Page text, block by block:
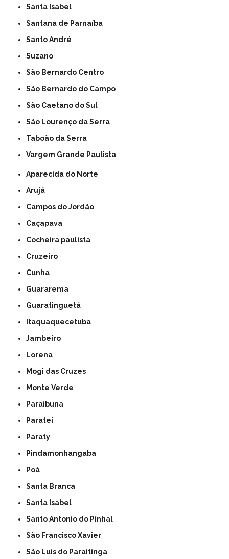
Santa Isabel
Santana de Parnaíba
Santo André
Suzano
São Bernardo Centro
São Bernardo do Campo
São Caetano do Sul
São Lourenço da Serra
Taboão da Serra
Vargem Grande Paulista
Aparecida do Norte
Arujá
Campos do Jordão
Caçapava
Cocheira paulista
Cruzeiro
Cunha
Guararema
Guaratinguetá
Itaquaquecetuba
Jambeiro
Lorena
Mogi das Cruzes
Monte Verde
Paraibuna
Parateí
Paraty
Pindamonhangaba
Poá
Santa Branca
Santa Isabel
Santo Antonio do Pinhal
São Francisco Xavier
São Luis do Paraitinga